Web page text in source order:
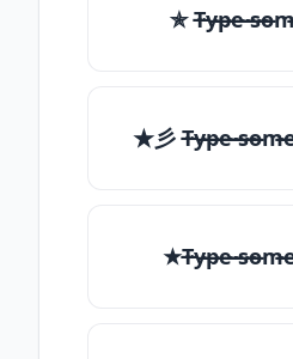
✯ T̶̴y̶̴p̶̴e̶̴
★彡 T̶̴y̶̴p̶̴e̶̴
★T̶̴y̶̴p̶̴e̶̴